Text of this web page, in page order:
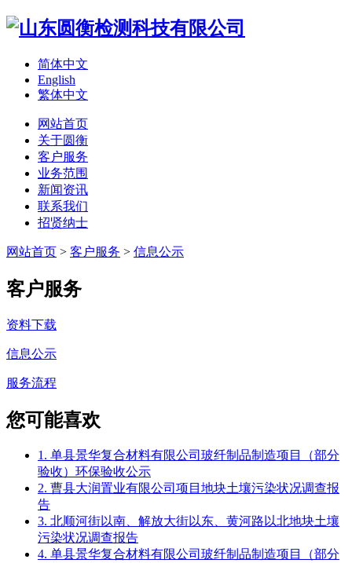
简体中文
English
繁体中文
网站首页
关于圆衡
客户服务
业务范围
新闻资讯
联系我们
招贤纳士
网站首页 > 客户服务 > 信息公示
客户服务
资料下载
信息公示
服务流程
您可能喜欢
1. 单县景华复合材料有限公司玻纤制品制造项目（部分
验收）环保验收公示
2. 曹县大润置业有限公司项目地块土壤污染状况调查报
告
3. 北顺河街以南、解放大街以东、黄河路以北地块土壤
污染状况调查报告
4. 单县景华复合材料有限公司玻纤制品制造项目（部分